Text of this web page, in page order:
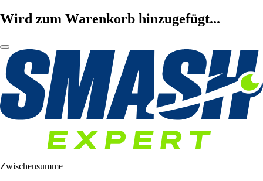
Wird zum Warenkorb hinzugefügt...
Zwischensumme